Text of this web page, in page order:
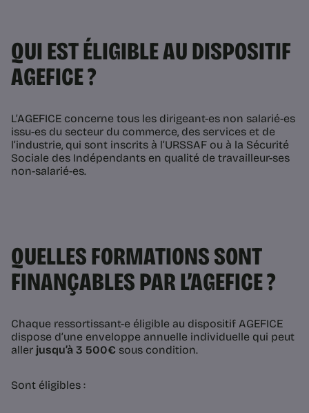
QUI EST ÉLIGIBLE AU DISPOSITIF
AGEFICE ?
L’AGEFICE concerne tous les dirigeant-es non salarié-es
issu-es du secteur du commerce, des services et de
l’industrie, qui sont inscrits à l’URSSAF ou à la Sécurité
Sociale des Indépendants en qualité de travailleur-ses
non-salarié-es.
QUELLES FORMATIONS SONT
FINANÇABLES PAR L’AGEFICE ?
Chaque ressortissant-e éligible au dispositif AGEFICE
dispose d’une enveloppe annuelle individuelle qui peut
aller jusqu’à 3 500€ sous condition.
Sont éligibles :